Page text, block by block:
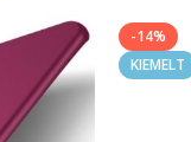
-14%
KIEMELT